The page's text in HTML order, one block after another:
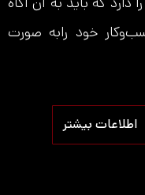
خود رابه صورت
اطلاعات بیشتر